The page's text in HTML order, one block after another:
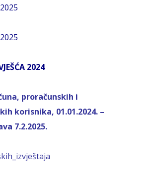
2024
proračunskih i
korisnika, 01.01.2024. –
7.2.2025.